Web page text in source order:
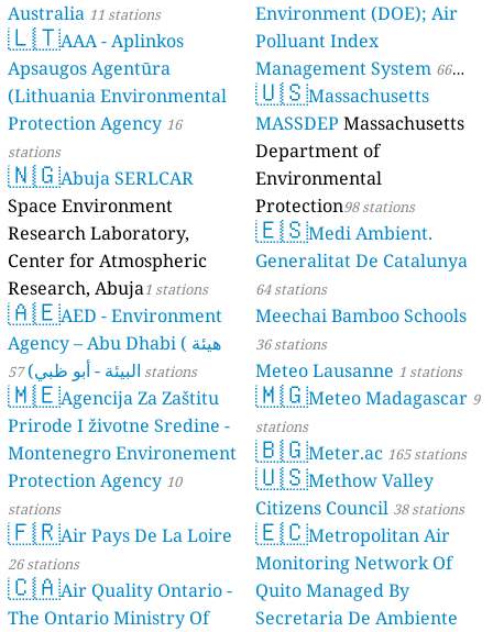
Australia 11 stations
🇱🇹AAA - Aplinkos
Apsaugos Agentūra
(Lithuania Environmental
Protection Agency 16
stations
🇳🇬Abuja SERLCAR
Space Environment
Research Laboratory,
Center for Atmospheric
Research, Abuja1 stations
🇦🇪AED - Environment
Agency – Abu Dhabi ( هيئة
البيئة - أبو ظبي) 57 stations
🇲🇪Agencija Za Zaštitu
Prirode I životne Sredine -
Montenegro Environement
Protection Agency 10
stations
🇫🇷Air Pays De La Loire
26 stations
🇨🇦Air Quality Ontario -
The Ontario Ministry Of
Environment (DOE); Air
Polluant Index
Management System 66
stations
🇺🇸Massachusetts
MASSDEP Massachusetts
Department of
Environmental
Protection98 stations
🇪🇸Medi Ambient.
Generalitat De Catalunya
64 stations
Meechai Bamboo Schools
36 stations
Meteo Lausanne 1 stations
🇲🇬Meteo Madagascar 9
stations
🇧🇬Meter.ac 165 stations
🇺🇸Methow Valley
Citizens Council 38 stations
🇪🇨Metropolitan Air
Monitoring Network Of
Quito Managed By
Secretaria De Ambiente